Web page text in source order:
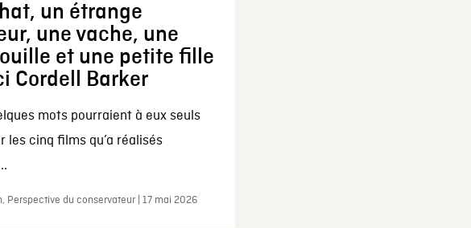
un étrange
une vache, une
et une petite fille
Cordell Barker
mots pourraient à eux seuls
les cinq films qu’a réalisés
Perspective du conservateur | 17 mai 2026